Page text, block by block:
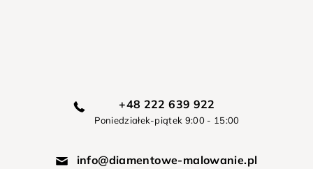
+48 222 639 922
Poniedziałek-piątek 9:00 - 15:00
info@diamentowe-malowanie.pl